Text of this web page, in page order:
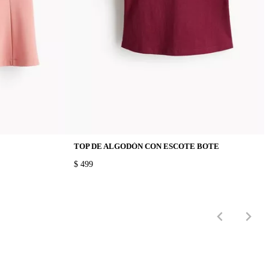
TOP DE ALGODÓN CON ESCOTE BOTE
PRICE:
$ 499